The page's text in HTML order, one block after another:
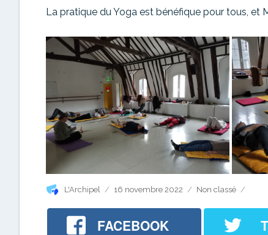
La pratique du Yoga est bénéfique pour tous, et
Auteur
L'Archipel
Publié
16 novembre 2022 Catégories
Non classé
FACEBOOK